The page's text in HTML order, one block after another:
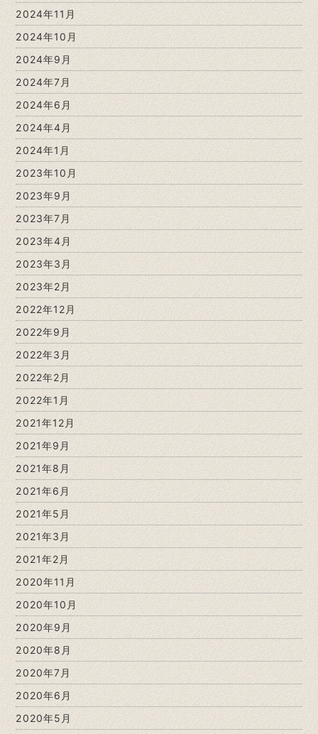
2024年11月
2024年10月
2024年9月
2024年7月
2024年6月
2024年4月
2024年1月
2023年10月
2023年9月
2023年7月
2023年4月
2023年3月
2023年2月
2022年12月
2022年9月
2022年3月
2022年2月
2022年1月
2021年12月
2021年9月
2021年8月
2021年6月
2021年5月
2021年3月
2021年2月
2020年11月
2020年10月
2020年9月
2020年8月
2020年7月
2020年6月
2020年5月